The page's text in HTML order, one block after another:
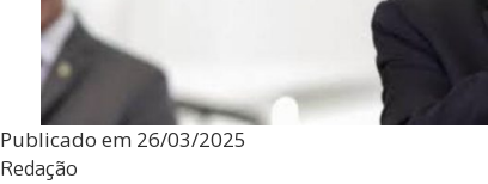
Publicado em 26/03/2025
Redação